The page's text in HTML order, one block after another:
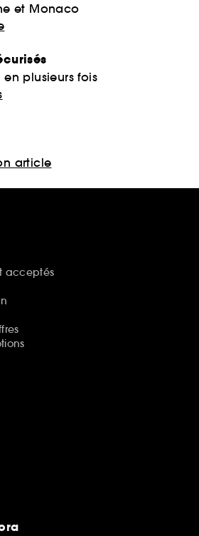
et Monaco
plusieurs fois
article
acceptés